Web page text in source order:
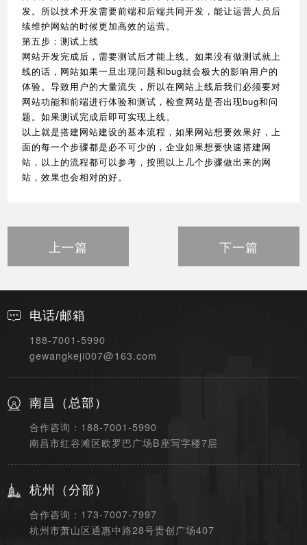
发。所以技术开发需要前端和后端共同开发，能让运营人员后
续维护网站的时候更加高效的运营。
第五步：测试上线
网站开发完成后，需要测试后才能上线。如果没有做测试就上
线的话，网站如果一旦出现问题和bug就会极大的影响用户的
体验。导致用户的大量流失，所以在网站上线后我们必须要对
网站功能和前端进行体验和测试，检查网站是否出现bug和问
题。如果测试完成后即可实现上线。
以上就是搭建网站建设的基本流程，如果网站想要效果好，上
面的每一个步骤都是必不可少的，企业如果想要快速搭建网
站，以上的流程都可以参考，按照以上几个步骤做出来的网
站，效果也会相对的好。
上一篇 下一篇
电话/邮箱
188-7001-5990
gewangkeji007@163.com
南昌（总部）
合作咨询：188-7001-5990
南昌市红谷滩区欧罗巴广场B座写字楼7层
杭州（分部）
合作咨询：173-7007-7997
杭州市萧山区通惠中路28号贵创广场407